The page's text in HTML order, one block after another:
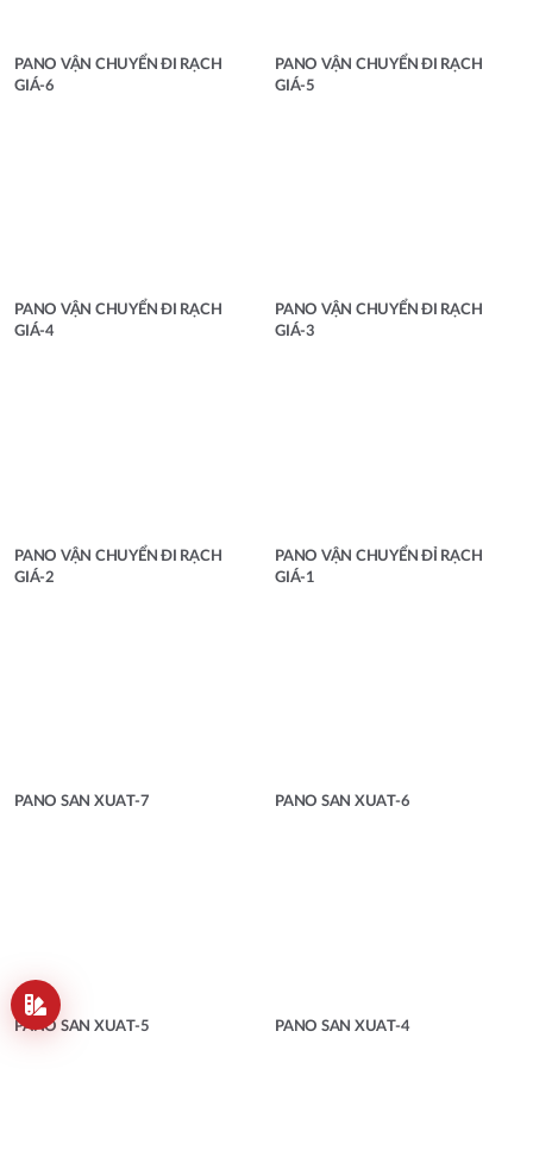
PANO VẬN CHUYỂN ĐI RẠCH
GIÁ-6
PANO VẬN CHUYỂN ĐI RẠCH
GIÁ-5
PANO VẬN CHUYỂN ĐI RẠCH
GIÁ-4
PANO VẬN CHUYỂN ĐI RẠCH
GIÁ-3
PANO VẬN CHUYỂN ĐI RẠCH
GIÁ-2
PANO VẬN CHUYỂN ĐỈ RẠCH
GIÁ-1
PANO SAN XUAT-7 PANO SAN XUAT-6
PANO SAN XUAT-5 PANO SAN XUAT-4